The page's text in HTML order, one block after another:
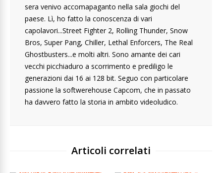
sera venivo accomapaganto nella sala giochi del
paese. Lì, ho fatto la conoscenza di vari
capolavori...Street Fighter 2, Rolling Thunder, Snow
Bros, Super Pang, Chiller, Lethal Enforcers, The Real
Ghostbusters...e molti altri. Sono amante dei cari
vecchi picchiaduro a scorrimento e prediligo le
generazioni dai 16 ai 128 bit. Seguo con particolare
passione la softwerehouse Capcom, che in passato
ha davvero fatto la storia in ambito videoludico.
Articoli correlati